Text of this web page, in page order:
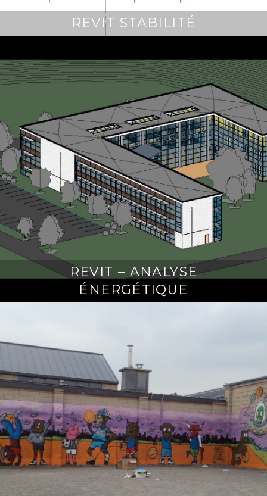
REVIT STABILITÉ
REVIT – ANALYSE
ÉNERGÉTIQUE